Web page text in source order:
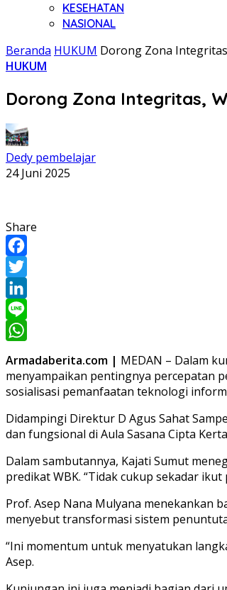
KESEHATAN
NASIONAL
Beranda HUKUM Dorong Zona
HUKUM
Dorong Zona Integritas,
Dedy pembelajar
24 Juni 2025
Share
Facebook
Twitter
LinkedIn
Line
Armadaberita.com | MEDAN – Dalam
menyampaikan pentingnya percepatan
sosialisasi pemanfaatan teknologi
Didampingi Direktur D Agus Sahat
dan fungsional di Aula Sasana Cipta
Dalam sambutannya, Kajati Sumut
predikat WBK. “Tidak cukup sekadar
Prof. Asep Nana Mulyana menekankan
menyebut transformasi sistem
“Ini momentum untuk menyatukan
Asep.